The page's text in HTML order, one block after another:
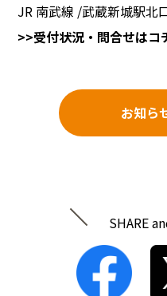
JR 南武線 /武蔵新城駅北
>>受付状況・問合せはコ
お知ら
SHARE